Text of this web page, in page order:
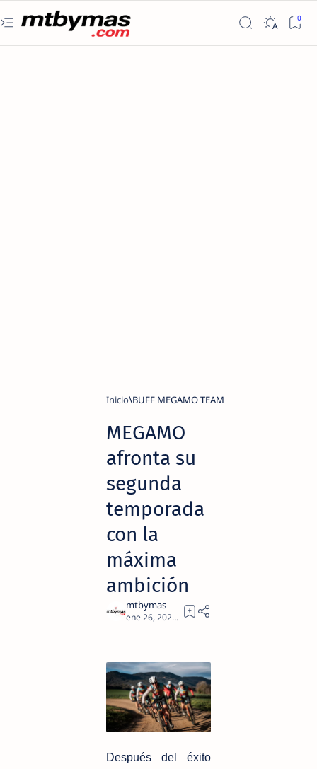
Inicio BUFF MEGAMO TEAM
MEGAMO
afronta su
segunda
temporada
con la
máxima
ambición
7
Después del éxito